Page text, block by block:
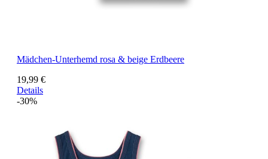
Mädchen-Unterhemd rosa & beige Erdbeere
19,99 €
Details
-30%